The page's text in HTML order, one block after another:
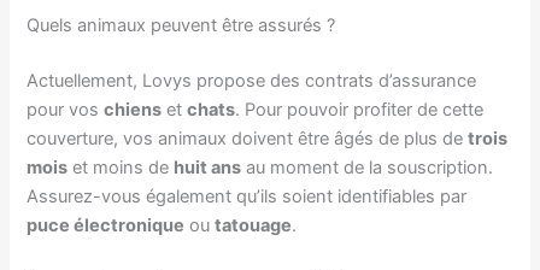
Quels animaux peuvent être assurés ?
Actuellement, Lovys propose des contrats d’assurance
pour voschiens etchats. Pour pouvoir profiter de cette
couverture, vos animaux doivent être âgés de plus detrois
mois et moins de huit ans au moment de la souscription.
Assurez-vous également qu’ils soient identifiables par
puce électronique outatouage.